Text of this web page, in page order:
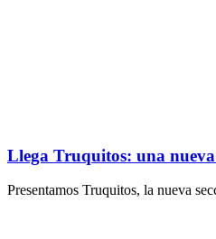
Llega Truquitos: una nueva
Presentamos Truquitos, la nueva